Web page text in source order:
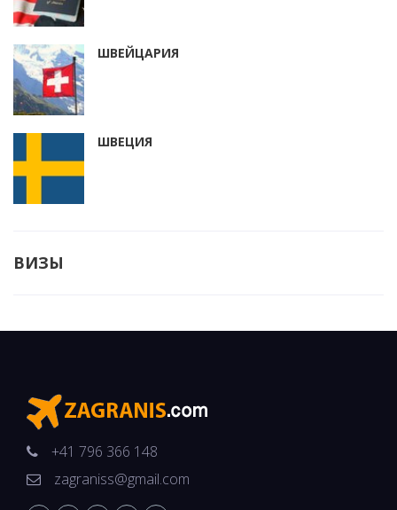
ШВЕЙЦАРИЯ
ШВЕЦИЯ
ВИЗЫ
+41 796 366 148
zagraniss@gmail.com